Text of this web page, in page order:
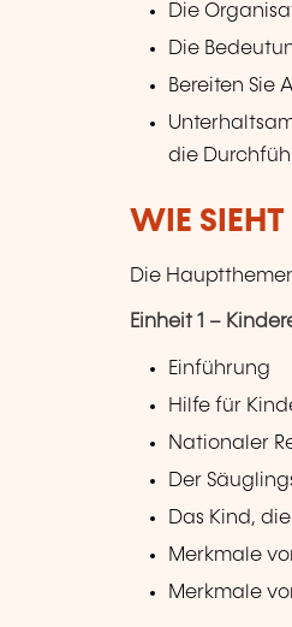
Die
Die
Bereiten Sie
die
WIE
Die
Einheit 1 –
Einführung
Hilfe für
Nationaler
Der
Das Kind,
Merkmale
Merkmale